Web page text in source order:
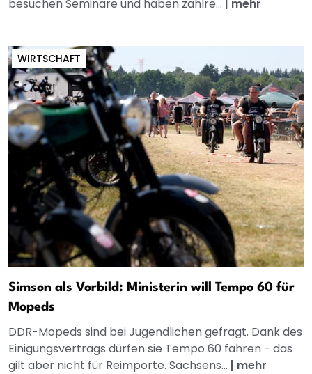
besuchen Seminare und haben zahlre... mehr
WIRTSCHAFT
Simson als Vorbild: Ministerin will Tempo 60 für
Mopeds
DDR-Mopeds sind bei Jugendlichen gefragt. Dank des
Einigungsvertrags dürfen sie Tempo 60 fahren - das
gilt aber nicht für Reimporte. Sachsens... | mehr